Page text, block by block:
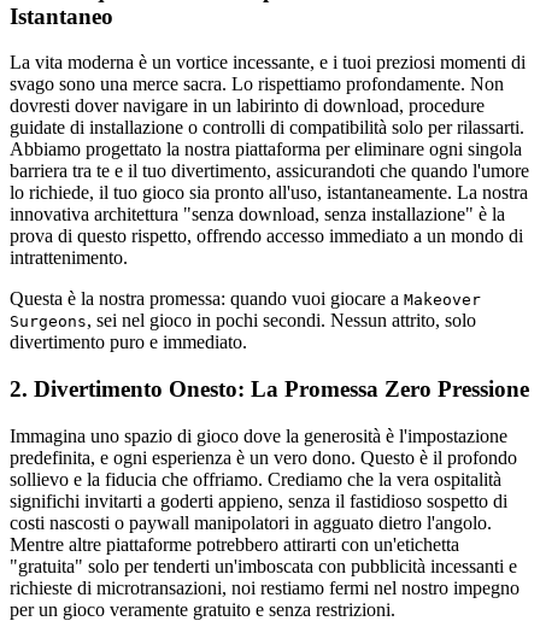
Istantaneo
La vita moderna è un vortice incessante, e i tuoi preziosi momenti di
svago sono una merce sacra. Lo rispettiamo profondamente. Non
dovresti dover navigare in un labirinto di download, procedure
guidate di installazione o controlli di compatibilità solo per rilassarti.
Abbiamo progettato la nostra piattaforma per eliminare ogni singola
barriera tra te e il tuo divertimento, assicurandoti che quando l'umore
lo richiede, il tuo gioco sia pronto all'uso, istantaneamente. La nostra
innovativa architettura "senza download, senza installazione" è la
prova di questo rispetto, offrendo accesso immediato a un mondo di
intrattenimento.
Questa è la nostra promessa: quando vuoi giocare a Makeover
Surgeons, sei nel gioco in pochi secondi. Nessun attrito, solo
divertimento puro e immediato.
2. Divertimento Onesto: La Promessa Zero Pressione
Immagina uno spazio di gioco dove la generosità è l'impostazione
predefinita, e ogni esperienza è un vero dono. Questo è il profondo
sollievo e la fiducia che offriamo. Crediamo che la vera ospitalità
significhi invitarti a goderti appieno, senza il fastidioso sospetto di
costi nascosti o paywall manipolatori in agguato dietro l'angolo.
Mentre altre piattaforme potrebbero attirarti con un'etichetta
"gratuita" solo per tenderti un'imboscata con pubblicità incessanti e
richieste di microtransazioni, noi restiamo fermi nel nostro impegno
per un gioco veramente gratuito e senza restrizioni.